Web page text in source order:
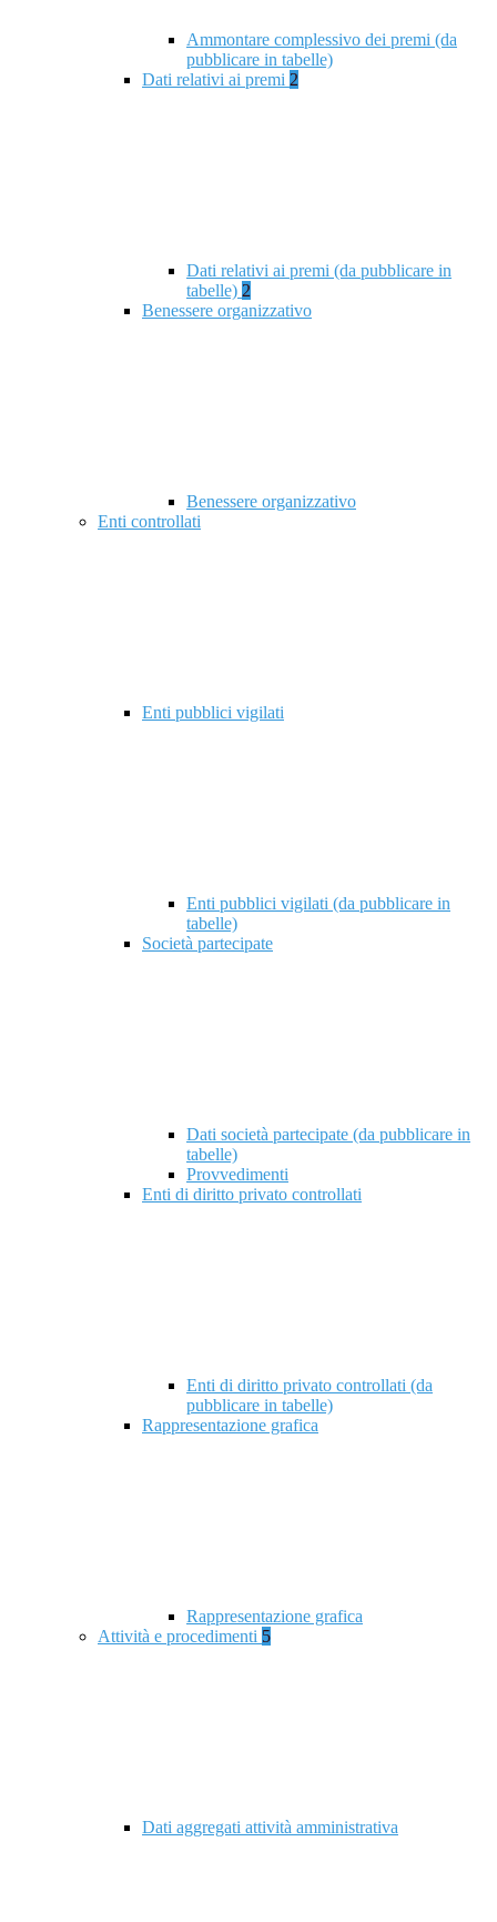
Ammontare complessivo dei premi (da
pubblicare in tabelle)
Dati relativi ai premi 2
Dati relativi ai premi (da pubblicare in
tabelle) 2
Benessere organizzativo
Benessere organizzativo
Enti controllati
Enti pubblici vigilati
Enti pubblici vigilati (da pubblicare in
tabelle)
Società partecipate
Dati società partecipate (da pubblicare in
tabelle)
Provvedimenti
Enti di diritto privato controllati
Enti di diritto privato controllati (da
pubblicare in tabelle)
Rappresentazione grafica
Rappresentazione grafica
Attività e procedimenti 5
Dati aggregati attività amministrativa